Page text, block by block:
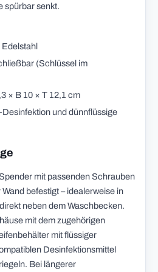
spürbar senkt.
Edelstahl
(Schlüssel im
× B 10 × T 12,1 cm
und dünnflüssige
mit passenden Schrauben
befestigt – idealerweise in
neben dem Waschbecken.
mit dem zugehörigen
mit flüssiger
Desinfektionsmittel
Bei längerer